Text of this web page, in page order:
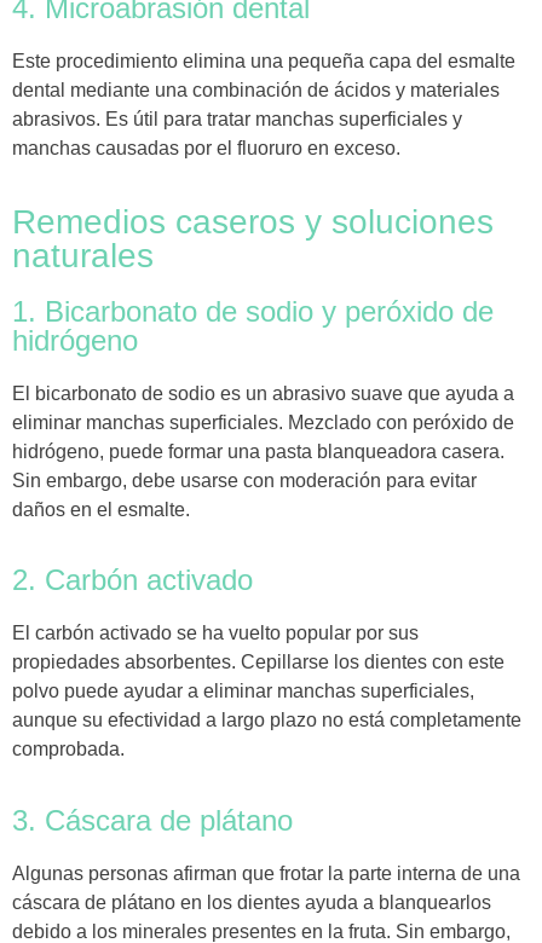
4. Microabrasión dental
Este procedimiento elimina una pequeña capa del esmalte
dental mediante una combinación de ácidos y materiales
abrasivos. Es útil para tratar manchas superficiales y
manchas causadas por el fluoruro en exceso.
Remedios caseros y soluciones
naturales
1. Bicarbonato de sodio y peróxido de
hidrógeno
El bicarbonato de sodio es un abrasivo suave que ayuda a
eliminar manchas superficiales. Mezclado con peróxido de
hidrógeno, puede formar una pasta blanqueadora casera.
Sin embargo, debe usarse con moderación para evitar
daños en el esmalte.
2. Carbón activado
El carbón activado se ha vuelto popular por sus
propiedades absorbentes. Cepillarse los dientes con este
polvo puede ayudar a eliminar manchas superficiales,
aunque su efectividad a largo plazo no está completamente
comprobada.
3. Cáscara de plátano
Algunas personas afirman que frotar la parte interna de una
cáscara de plátano en los dientes ayuda a blanquearlos
debido a los minerales presentes en la fruta. Sin embargo,